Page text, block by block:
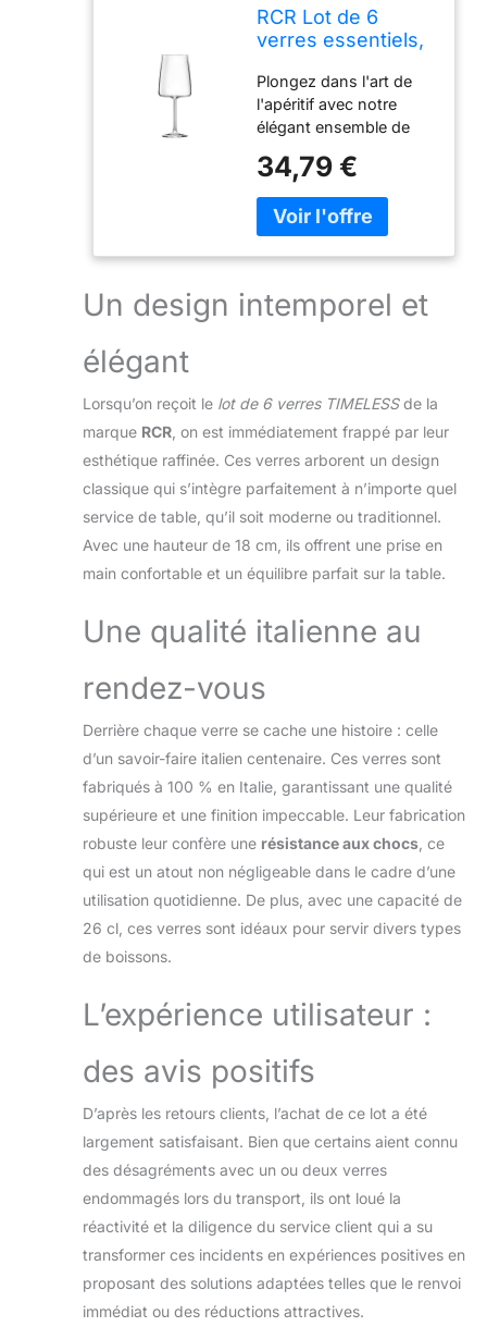
RCR Lot de 6
verres essentiels,
élégant, 100 %
fabriqué en Italie,
capacité 54 cl
Plongez dans l'art de
l'apéritif avec notre
élégant ensemble de
une œuvre d'art
artisanale fabriquée en
Italie qui capture
l'élégance et la tradition
italienne. - Chaque
de 54 cl, est un chef-
luminosité transforment
votre cocktail en une
présentation visuelle
fascinante et
accueillante. Verres à
pied avec incroyable
résistance, fabriqués en
qualité, conçus pour
aux ruptures. Cela les
pour des événements
spéciaux où la qualité
compromise. Leur
durée garantit qu'ils
continueront à briller
avec la même intensité
dans le temps. Verres à
pied adaptés pour le
lave-vaisselle, ce qui
signifie que vous
la main. C'est une
vous permet de vous
détendre complètement
pendant l'expérience. ✨
- Ces verres à pied
émettent un son
mélodique et cristallin,
ce qui ajoute un
élément de magie à
chaque occasion. Votre
toast sera accompagné
d'une note de musique
de fête, créant une
34,79 €
Un design intemporel et
élégant
Lorsqu’on reçoit le lot de 6 verres TIMELESSde la
marque RCR , on est immédiatement frappé par leur
esthétique raffinée. Ces verres arborent un design
classique qui s’intègre parfaitement à n’importe quel
service de table, qu’il soit moderne ou traditionnel.
Avec une hauteur de 18 cm, ils offrent une prise en
main confortable et un équilibre parfait sur la table.
Une qualité italienne au
rendez-vous
Derrière chaque verre se cache une histoire : celle
d’un savoir-faire italien centenaire. Ces verres sont
fabriqués à 100 % en Italie, garantissant une qualité
supérieure et une finition impeccable. Leur fabrication
robuste leur confère une résistance aux chocs , ce
qui est un atout non négligeable dans le cadre d’une
utilisation quotidienne. De plus, avec une capacité de
26 cl, ces verres sont idéaux pour servir divers types
de boissons.
L’expérience utilisateur :
des avis positifs
D’après les retours clients, l’achat de ce lot a été
largement satisfaisant. Bien que certains aient connu
des désagréments avec un ou deux verres
endommagés lors du transport, ils ont loué la
réactivité et la diligence du service client qui a su
transformer ces incidents en expériences positives en
proposant des solutions adaptées telles que le renvoi
immédiat ou des réductions attractives.